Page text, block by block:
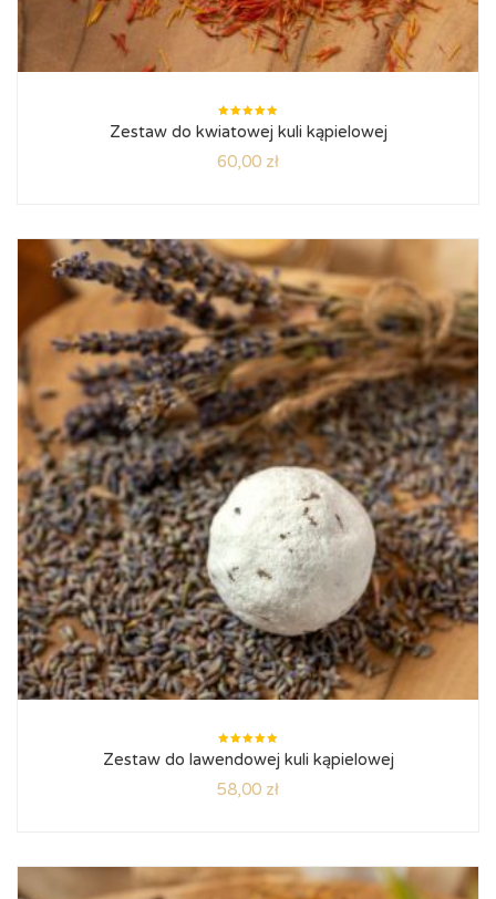
Oceniono
5.00na
Zestaw do kwiatowej kuli kąpielowej
60,00 zł
Oceniono
5.00na
Zestaw do lawendowej kuli kąpielowej
58,00 zł